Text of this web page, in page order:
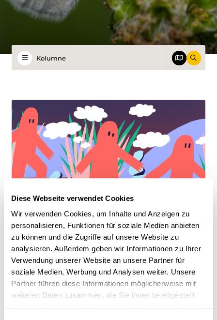
Diese Webseite verwendet Cookies
Wir verwenden Cookies, um Inhalte und Anzeigen zu
personalisieren, Funktionen für soziale Medien anbieten
zu können und die Zugriffe auf unsere Website zu
analysieren. Außerdem geben wir Informationen zu Ihrer
Verwendung unserer Website an unsere Partner für
soziale Medien, Werbung und Analysen weiter. Unsere
Partner führen diese Informationen möglicherweise mit
weiteren Daten zusammen, die Sie ihnen bereitgestellt
KOLUMNE ABO
Wandern ist Publizieren
11.04.2025